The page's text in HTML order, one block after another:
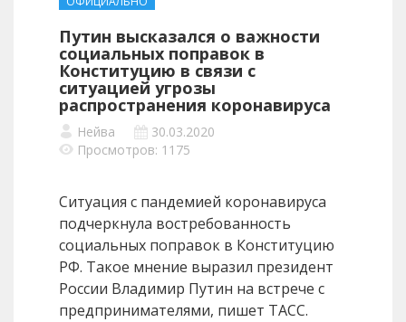
Путин высказался о важности
социальных поправок в
Конституцию в связи с
ситуацией угрозы
распространения коронавируса
Нейва
30.03.2020
Просмотров: 1175
Ситуация с пандемией коронавируса
подчеркнула востребованность
социальных поправок в Конституцию
РФ. Такое мнение выразил президент
России Владимир Путин на встрече с
предпринимателями, пишет ТАСС.